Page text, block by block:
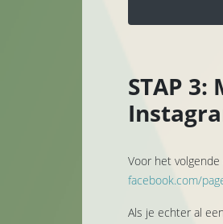
STAP
Voor het
facebook.com/
Als je echter al